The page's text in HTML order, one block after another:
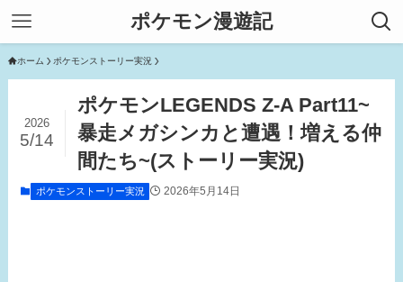
ポケモン漫遊記
ホーム ポケモンストーリー実況
ポケモンLEGENDS Z-A Part11~
暴走メガシンカと遭遇！増える仲
間たち~(ストーリー実況)
2026
5/14
ポケモンストーリー実況 2026年5月14日